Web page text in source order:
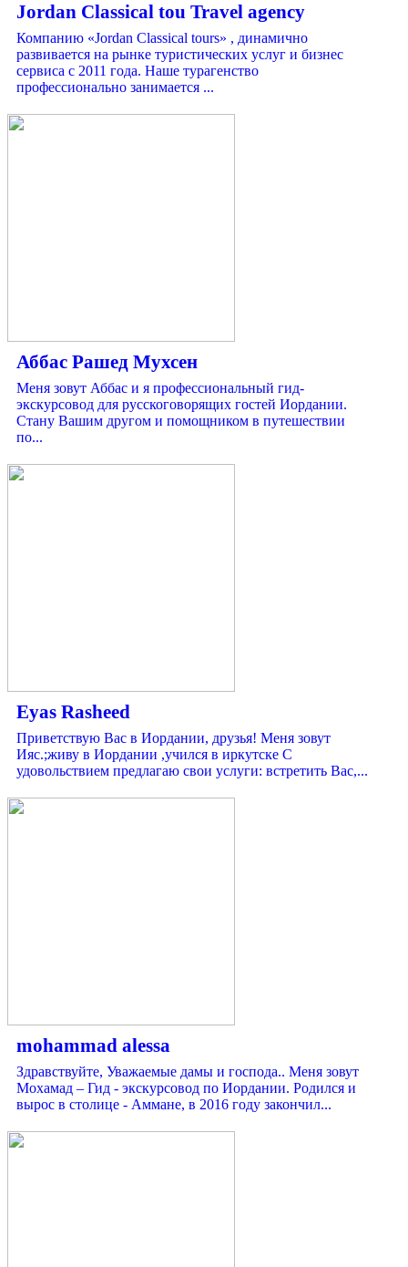
Jordan Classical tou Travel agency
Компанию «Jordan Classical tours» , динамично
развивается на рынке туристических услуг и бизнес
сервиса с 2011 года. Наше турагенство
профессионально занимается ...
Аббас Рашед Мухсен
Меня зовут Аббас и я профессиональный гид-
экскурсовод для русскоговорящих гостей Иордании.
Стану Вашим другом и помощником в путешествии
по...
Eyas Rasheed
Приветствую Вас в Иордании, друзья! Меня зовут
Ияс.;живу в Иордании ,учился в иркутске С
удовольствием предлагаю свои услуги: встретить Вас,...
mohammad alessa
Здравствуйте, Уважаемые дамы и господа.. Меня зовут
Мохамад – Гид - экскурсовод по Иордании. Родился и
вырос в столице - Аммане, в 2016 году закончил...